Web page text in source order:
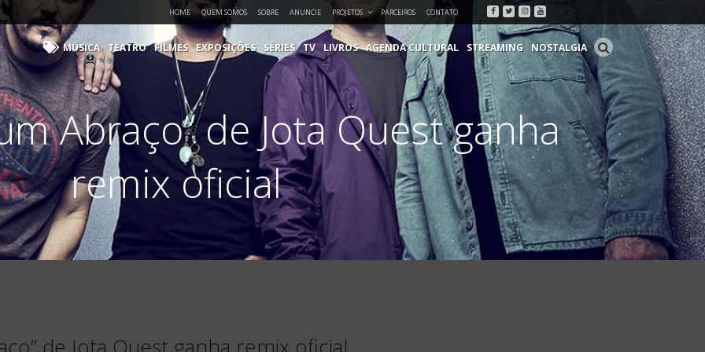
HOME QUEM SOMOS SOBRE ANUNCIE PROJETOS PARCEIROS CONTATO Facebook
Twitter
Instagram
Youtube
MÚSICA TEATRO FILMES EXPOSIÇÕES SÉRIES TV LIVROS AGENDA CULTURAL STREAMING NOSTALGIA
Abraço” de Jota Quest ganha
remix oficial
de Jota Quest ganha remix oficial